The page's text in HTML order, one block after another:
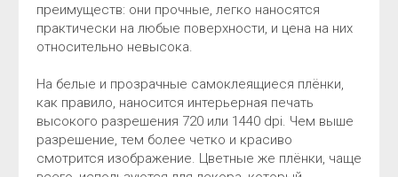
преимуществ: они прочные, легко наносятся
практически на любые поверхности, и цена на них
относительно невысока.
На белые и прозрачные самоклеящиеся плёнки,
как правило, наносится интерьерная печать
высокого разрешения 720 или 1440 dpi. Чем выше
разрешение, тем более четко и красиво
смотрится изображение. Цветные же плёнки, чаще